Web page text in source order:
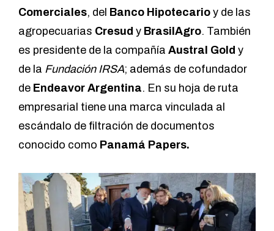
Comerciales, del Banco Hipotecario y de las
agropecuarias Cresud y BrasilAgro. También
es presidente de la compañía Austral Gold y
de la Fundación IRSA; además de cofundador
de Endeavor Argentina. En su hoja de ruta
empresarial tiene una marca vinculada al
escándalo de filtración de documentos
conocido como Panamá Papers.